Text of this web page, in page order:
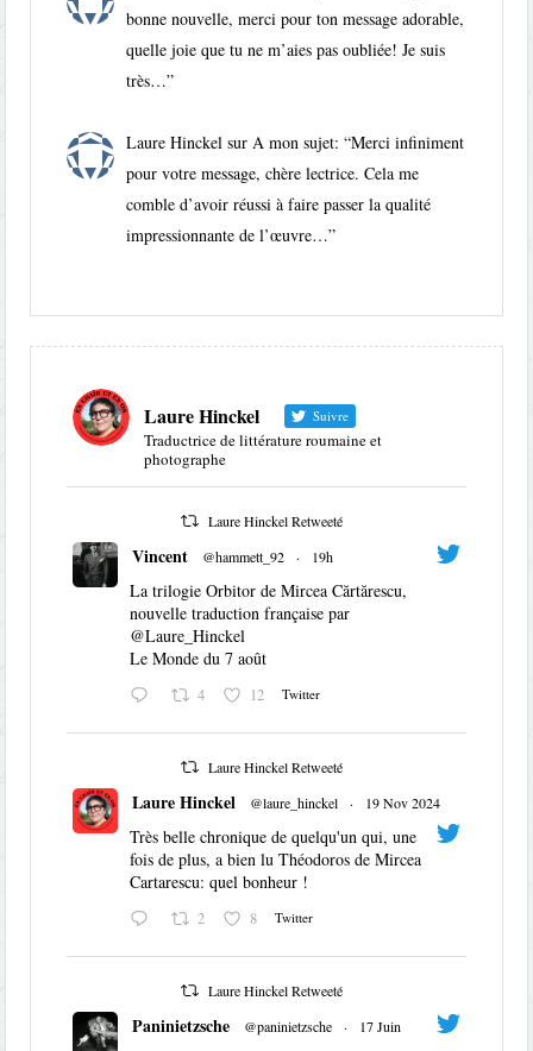
bonne nouvelle, merci pour ton message adorable,
quelle joie que tu ne m’aies pas oubliée! Je suis
très…”
Laure Hinckel surA mon sujet: “Merci infiniment
pour votre message, chère lectrice. Cela me
comble d’avoir réussi à faire passer la qualité
impressionnante de l’œuvre…”
Laure Hinckel Suivre
Traductrice de littérature roumaine et
photographe
Laure Hinckel Retweeté
Vincent @hammett_92 · 19h
La trilogie Orbitor de Mircea Cărtărescu,
nouvelle traduction française par
@Laure_Hinckel
Le Monde du 7 août
4 12 Twitter
Laure Hinckel Retweeté
Laure Hinckel @laure_hinckel · 19 Nov 2024
Très belle chronique de quelqu'un qui, une
fois de plus, a bien lu Théodoros de Mircea
Cartarescu: quel bonheur !
2 8 Twitter
Laure Hinckel Retweeté
Paninietzsche @paninietzsche · 17 Juin